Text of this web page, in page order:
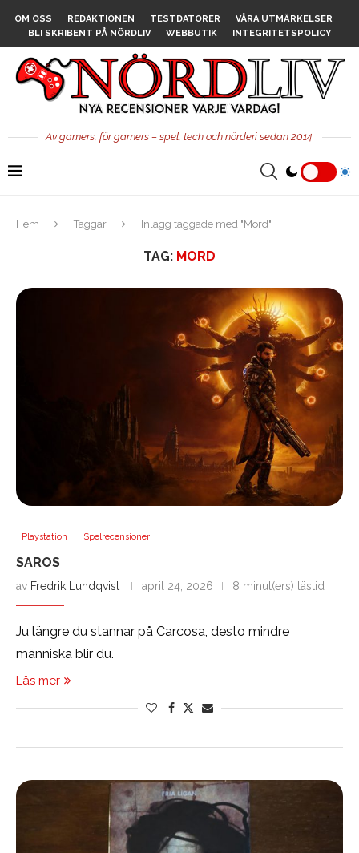
OM OSS REDAKTIONEN TESTDATORER
VÅRA UTMÄRKELSER
BLI SKRIBENT PÅ NÖRDLIV
WEBBUTIK INTEGRITETSPOLICY
Av gamers, för gamers – spel, tech och nörderi sedan 2014.
Hem Taggar Inlägg taggade med "Mord"
TAG: MORD
Playstation Spelrecensioner
SAROS
av Fredrik Lundqvist april 24, 2026 8 minut(ers) lästid
Ju längre du stannar på Carcosa, desto mindre
människa blir du.
Läs mer